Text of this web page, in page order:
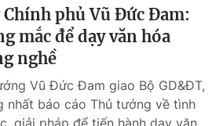
phủ Vũ Đức Đam:
mắc để dạy văn hóa
nghề
Vũ Đức Đam giao Bộ GD&ĐT,
nhất báo cáo Thủ tướng về tình
giải pháp để tiến hành dạy văn...